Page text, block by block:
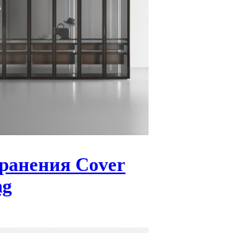
Cover